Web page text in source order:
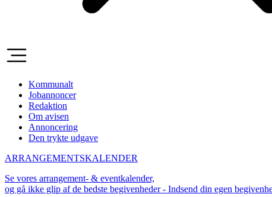
Kommunalt
Jobannoncer
Redaktion
Om avisen
Annoncering
Den trykte udgave
ARRANGEMENTSKALENDER
Se vores arrangement- & eventkalender,
og gå ikke glip af de bedste begivenheder - Indsend din egen